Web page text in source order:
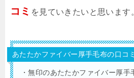
コミ を見ていきたいと思います
あたたかファイバー厚手毛布の口コミ
・無印のあたたかファイバー厚手